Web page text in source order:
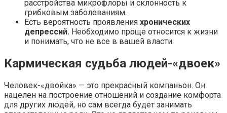
расстройства микрофлоры и склонность к
грибковым заболеваниям.
Есть вероятность проявления хронических
депрессий. Необходимо проще относится к жизни
и понимать, что не все в вашей власти.
Кармическая судьба людей-«двоек»
Человек-«двойка» — это прекрасный компаньон. Он
нацелен на построение отношений и создание комфорта
для других людей, но сам всегда будет занимать